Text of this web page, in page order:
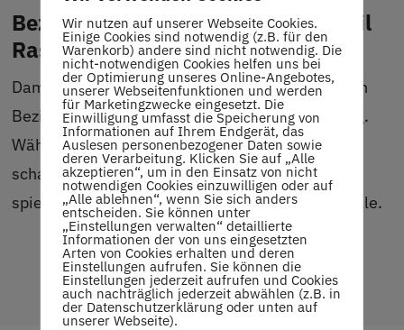
Bezirksmeister-Turniersieg für Emil
Rast
Damen und Herren meldeten zu den diesjährigen
Bezirksmeisterschaften Bezirk A in Ludwigsburg.
Während die Herren ein volles 32-Tableau
schafften, blieben die Damen unter sich und
spielten bei 8 Teilnehmerinnen gleich Viertelfinale.
Wir nutzen auf unserer Webseite Cookies.
Einige Cookies sind notwendig (z.B. für den
Warenkorb) andere sind nicht notwendig. Die
nicht-notwendigen Cookies helfen uns bei
der Optimierung unseres Online-Angebotes,
unserer Webseitenfunktionen und werden
für Marketingzwecke eingesetzt. Die
Einwilligung umfasst die Speicherung von
Informationen auf Ihrem Endgerät, das
Auslesen personenbezogener Daten sowie
deren Verarbeitung. Klicken Sie auf „Alle
akzeptieren“, um in den Einsatz von nicht
notwendigen Cookies einzuwilligen oder auf
„Alle ablehnen“, wenn Sie sich anders
entscheiden. Sie können unter
„Einstellungen verwalten“ detaillierte
Informationen der von uns eingesetzten
Arten von Cookies erhalten und deren
Einstellungen aufrufen. Sie können die
Einstellungen jederzeit aufrufen und Cookies
auch nachträglich jederzeit abwählen (z.B. in
der Datenschutzerklärung oder unten auf
unserer Webseite).